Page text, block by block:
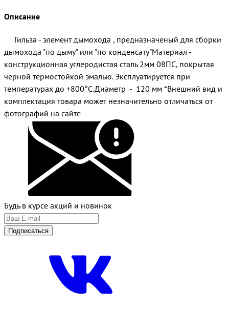
Описание
Гильза - элемент дымохода , предназначеный для сборки
дымохода "по дыму" или "по конденсату"Материал -
конструкционная углеродистая сталь 2мм 08ПС, покрытая
черной термостойкой эмалью. Эксплуатируется при
температурах до +800°С.Диаметр - 120 мм *Внешний вид и
комплектация товара может незначительно отличаться от
фотографий на сайте
Будь в курсе акций и новинок
Подписаться